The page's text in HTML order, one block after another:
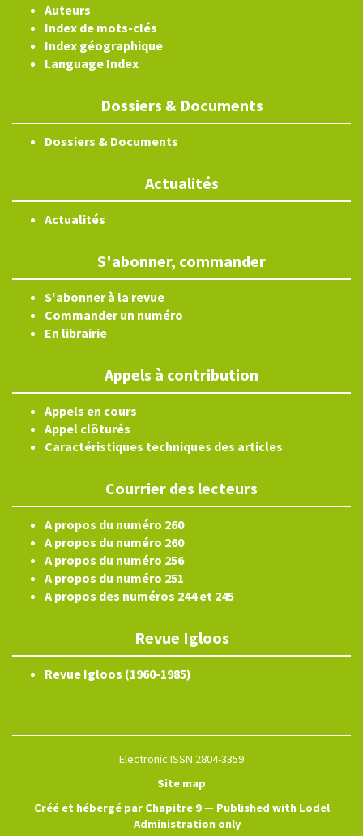
Auteurs
Index de mots-clés
Index géographique
Language Index
Dossiers & Documents
Dossiers & Documents
Actualités
Actualités
S'abonner, commander
S'abonner à la revue
Commander un numéro
En librairie
Appels à contribution
Appels en cours
Appel clôturés
Caractéristiques techniques des articles
Courrier des lecteurs
A propos du numéro 260
A propos du numéro 260
A propos du numéro 256
A propos du numéro 251
A propos des numéros 244 et 245
Revue Igloos
Revue Igloos (1960-1985)
Electronic ISSN 2804-3359
Site map
Créé et hébergé par Chapitre 9— Published with Lodel
— Administration only